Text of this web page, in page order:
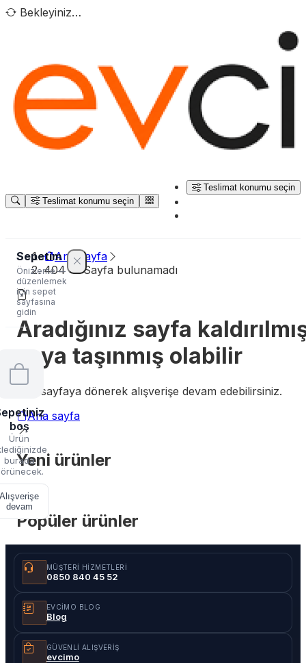
Bekleyiniz…
Teslimat konumu seçin
Teslimat konumu seçin
Sepetim
Önizleme —
düzenlemek
için sepet
sayfasına
gidin
boş
Ürün
burada
Alışverişe
devam
Ana sayfa
404 — Sayfa bulunamadı
Aradığınız sayfa
veya taşınmış olabilir
Ana sayfaya dönerek alışverişe devam edebilirsiniz.
Ana sayfa
Yeni ürünler
Popüler ürünler
MÜŞTERI HIZMETLERI
0850 840 45 52
EVCIMO BLOG
Blog
GÜVENLI ALIŞVERIŞ
evcimo